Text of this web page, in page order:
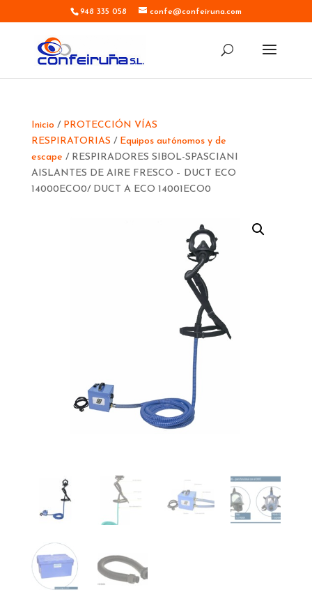
948 335 058 confe@confeiruna.com
Inicio / PROTECCIÓN VÍAS
RESPIRATORIAS / Equipos autónomos y de
escape / RESPIRADORES SIBOL-SPASCIANI
AISLANTES DE AIRE FRESCO – DUCT ECO
14000ECO0/ DUCT A ECO 14001ECO0